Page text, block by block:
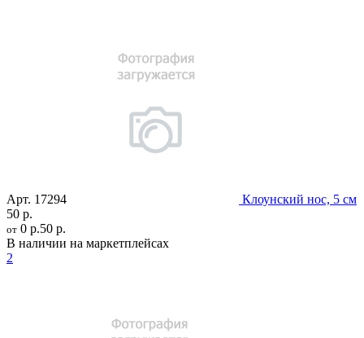
Арт. 17294
Клоунский нос, 5 см
50 р.
от 0 р.50 р.
В наличии на маркетплейсах
2